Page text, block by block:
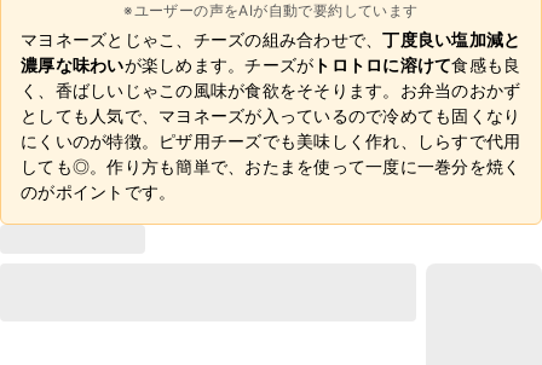
※ユーザーの声をAIが自動で要約しています
マヨネーズとじゃこ、チーズの組み合わせで、丁度良い塩加減と
濃厚な味わいが楽しめます。チーズが トロトロに溶けて食感も良
く、香ばしいじゃこの風味が食欲をそそります。お弁当のおかず
としても人気で、マヨネーズが入っているので冷めても固くなり
にくいのが特徴。ピザ用チーズでも美味しく作れ、しらすで代用
しても◎。作り方も簡単で、おたまを使って一度に一巻分を焼く
のがポイントです。